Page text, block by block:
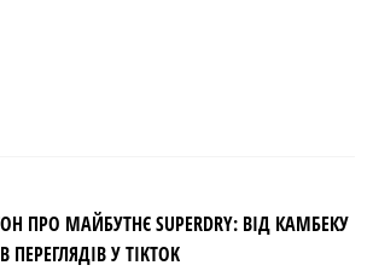
ПРО МАЙБУТНЄ SUPERDRY: ВІД КАМБЕКУ
У TIKTOK